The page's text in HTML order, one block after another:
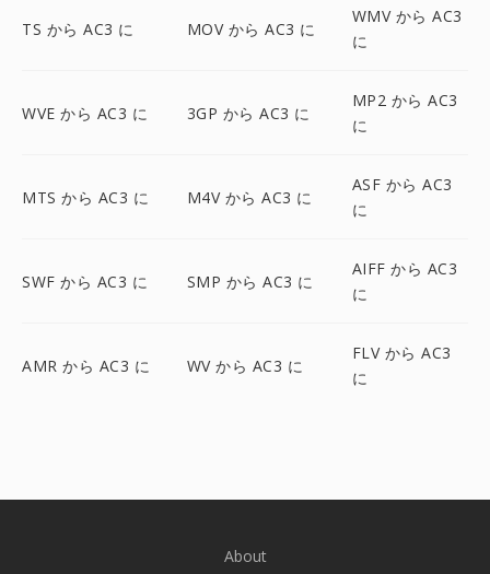
TS から AC3 に MOV から AC3 に
WMV から AC3
に
WVE から AC3 に 3GP から AC3 に
MP2 から AC3
に
MTS から AC3 に M4V から AC3 に
ASF から AC3
に
SWF から AC3 に SMP から AC3 に
AIFF から AC3
に
AMR から AC3 に WV から AC3 に
FLV から AC3
に
About